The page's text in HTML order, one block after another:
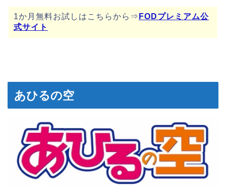
1か月無料お試しはこちらから⇒ FODプレミアム公
式サイト
あひるの空